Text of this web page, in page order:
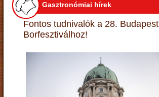
Gasztronómiai hírek
Fontos tudnivalók a 28. Budapest
Borfesztiválhoz!